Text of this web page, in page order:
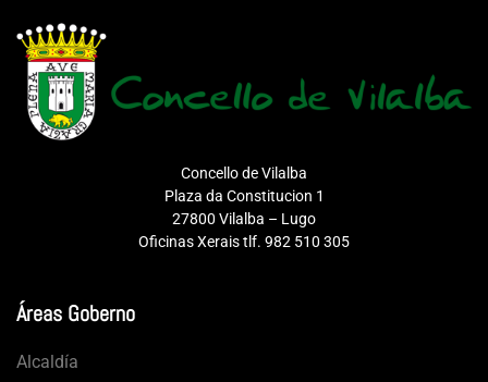
Concello de Vilalba
Plaza da Constitucion 1
27800 Vilalba – Lugo
Oficinas Xerais tlf. 982 510 305
Áreas Goberno
Alcaldía